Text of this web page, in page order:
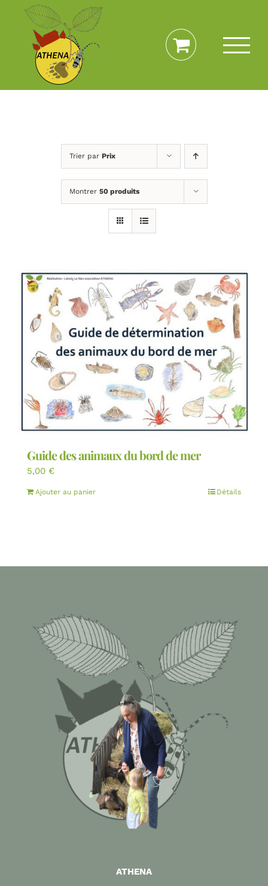
Passer
contenu
Trier par Prix
Montrer 50 produits
Guide des animaux du bord de mer
5,00 €
Ajouter au panier Détails
ATHENA